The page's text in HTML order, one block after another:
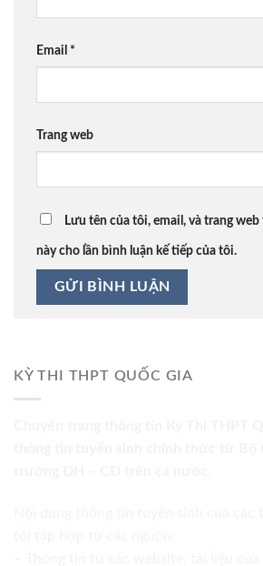
Email *
Trang web
Lưu tên của tôi, email, và trang
này cho lần bình luận kế tiếp của tôi.
KỲ THI THPT QUỐC GIA